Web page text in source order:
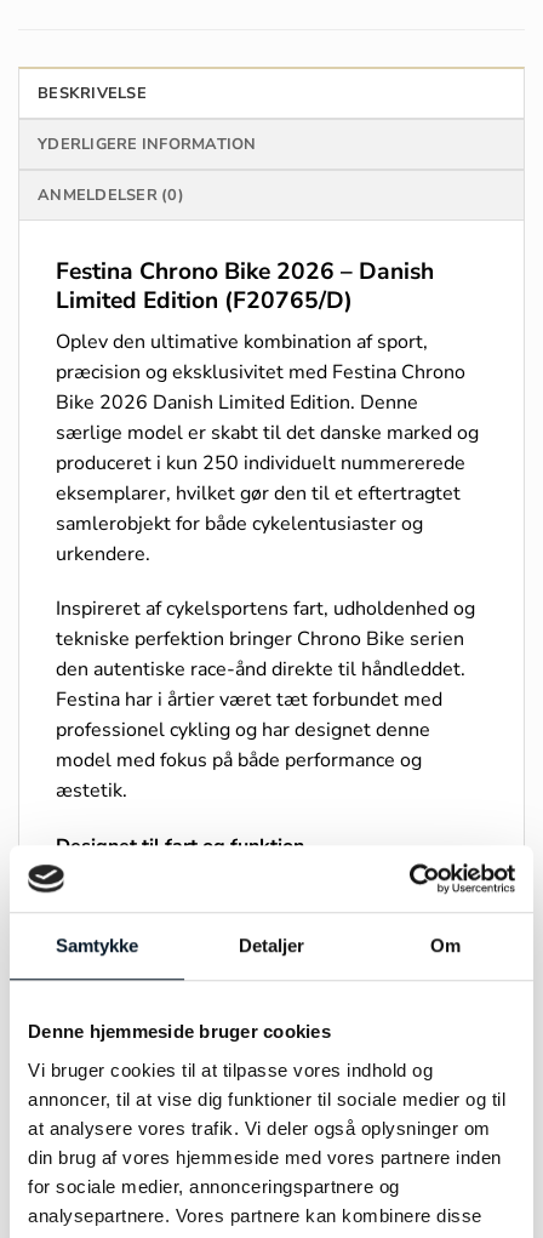
Samtykke Detaljer Om
Denne hjemmeside bruger cookies
Vi bruger cookies til at tilpasse vores indhold og
annoncer, til at vise dig funktioner til sociale medier og til
at analysere vores trafik. Vi deler også oplysninger om
din brug af vores hjemmeside med vores partnere inden
for sociale medier, annonceringspartnere og
analysepartnere. Vores partnere kan kombinere disse
BESKRIVELSE
YDERLIGERE INFORMATION
ANMELDELSER (0)
Festina Chrono Bike 2026 – Danish
Limited Edition (F20765/D)
Oplev den ultimative kombination af sport,
præcision og eksklusivitet med Festina Chrono
Bike 2026 Danish Limited Edition. Denne
særlige model er skabt til det danske marked og
produceret i kun 250 individuelt nummererede
eksemplarer, hvilket gør den til et eftertragtet
samlerobjekt for både cykelentusiaster og
urkendere.
Inspireret af cykelsportens fart, udholdenhed og
tekniske perfektion bringer Chrono Bike serien
den autentiske race-ånd direkte til håndleddet.
Festina har i årtier været tæt forbundet med
professionel cykling og har designet denne
model med fokus på både performance og
æstetik.
Designet til fart og funktion
Med sin markante urkasse og sporty detaljer
udstråler F20765/D styrke og dynamik.
Kombinationen af robuste materialer og et
moderne kronografdesign giver et ur, der både
Det slidstærke safirglas sikrer optimal
beskyttelse mod ridser, mens den solide
konstruktion gør uret modstandsdygtigt over for
selv krævende brug. Chrono Bike serien er kendt
for sin høje komfort og holdbarhed uret er
udviklet til at modstå sved, bevægelse og